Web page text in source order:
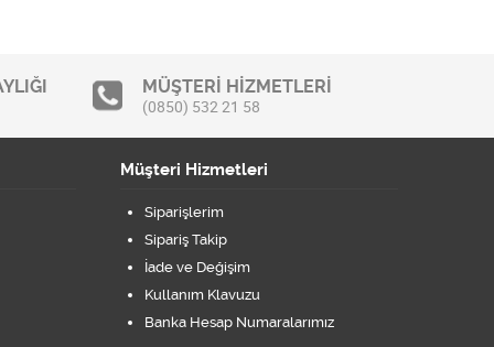
MÜŞTERİ HİZMETLERİ
(0850) 532 21 58
Müşteri Hizmetleri
Siparişlerim
Sipariş Takip
İade ve Değişim
Kullanım Klavuzu
Banka Hesap Numaralarımız